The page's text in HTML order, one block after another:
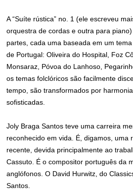
A “Suíte rústica” no. 1 (ele escreveu
orquestra de cordas e outra para
partes, cada uma baseada em um
de Portugal: Oliveira do Hospital, Foz
Monsaraz, Póvoa do Lanhoso,
os temas folclóricos são facilmente
tempo, são transformados por
sofisticadas.
Joly Braga Santos teve uma carreira
reconhecido em vida. É, digamos, uma
recente, devida principalmente ao
Cassuto. É o compositor português da
anglófonos. O David Hurwitz, do
Santos.